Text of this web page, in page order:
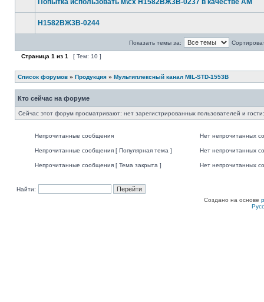
Попытка использовать м\сх Н1582ВЖ3В-0237 в качестве AM
Н1582ВЖ3В-0244
Показать темы за:
Страница 1 из 1 [ Тем: 10 ]
Список форумов » Продукция » Мультиплексный канал MIL-STD-1553B
Кто сейчас на форуме
Сейчас этот форум просматривают: нет зарегистрированных пользователей и
Непрочитанные сообщения Нет непрочитанных
Непрочитанные сообщения [ Популярная тема ] Нет непрочитанных
Непрочитанные сообщения [ Тема закрыта ] Нет непрочитанных
Найти:
Создано на основе